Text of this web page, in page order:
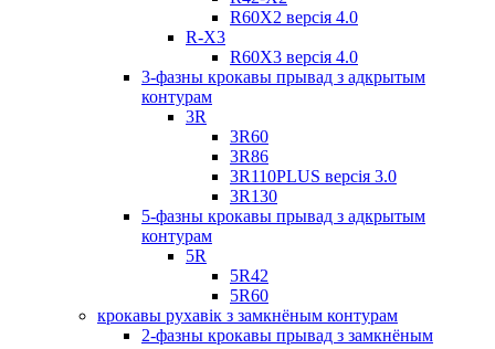
R60X2 версія 4.0
R-X3
R60X3 версія 4.0
3-фазны крокавы прывад з адкрытым
контурам
3R
3R60
3R86
3R110PLUS версія 3.0
3R130
5-фазны крокавы прывад з адкрытым
контурам
5R
5R42
5R60
крокавы рухавік з замкнёным контурам
2-фазны крокавы прывад з замкнёным